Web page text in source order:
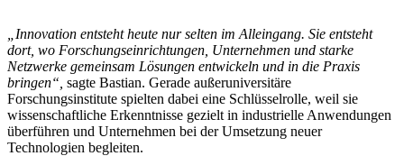
„Innovation entsteht heute nur selten im Alleingang. Sie entsteht
dort, wo Forschungseinrichtungen, Unternehmen und starke
Netzwerke gemeinsam Lösungen entwickeln und in die Praxis
bringen“, sagte Bastian. Gerade außeruniversitäre
Forschungsinstitute spielten dabei eine Schlüsselrolle, weil sie
wissenschaftliche Erkenntnisse gezielt in industrielle Anwendungen
überführen und Unternehmen bei der Umsetzung neuer
Technologien begleiten.